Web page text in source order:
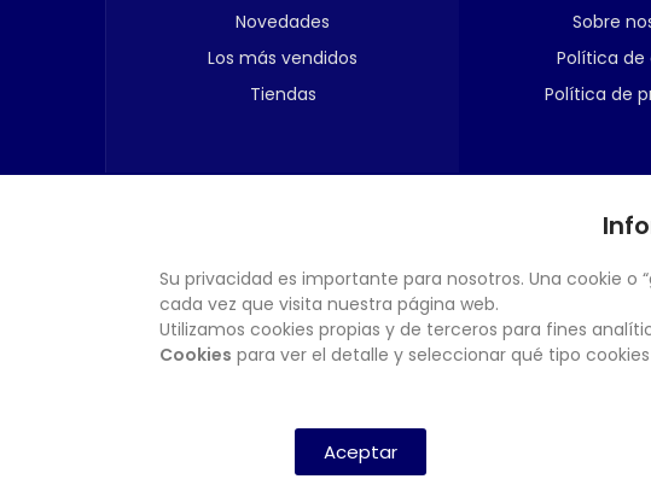
Novedades
Los más vendidos
Tiendas
Sobre
Política de
Política de
Su privacidad es importante para nosotros. Una cookie
cada vez que visita nuestra página web.
Utilizamos cookies propias y de terceros para fines
Cookies para ver el detalle y seleccionar qué tipo
Aceptar